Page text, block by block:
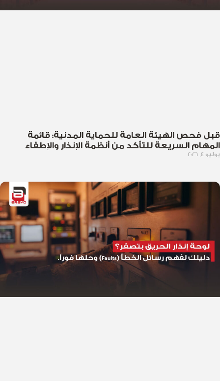
قبل فحص الهيئة العامة للحماية المدنية: قائمة
المهام السريعة للتأكد من أنظمة الإنذار والإطفاء
يوليو 4, 2026